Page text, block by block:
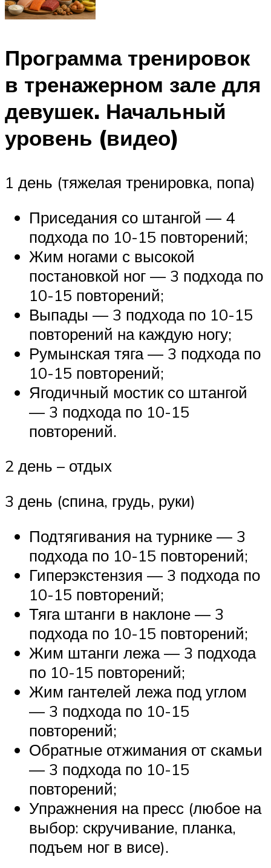
Программа тренировок
в тренажерном зале для
девушек. Начальный
уровень (видео)
1 день (тяжелая тренировка, попа)
Приседания со штангой — 4
подхода по 10-15 повторений;
Жим ногами с высокой
постановкой ног — 3 подхода по
10-15 повторений;
Выпады — 3 подхода по 10-15
повторений на каждую ногу;
Румынская тяга — 3 подхода по
10-15 повторений;
Ягодичный мостик со штангой
— 3 подхода по 10-15
повторений.
2 день – отдых
3 день (спина, грудь, руки)
Подтягивания на турнике — 3
подхода по 10-15 повторений;
Гиперэкстензия — 3 подхода по
10-15 повторений;
Тяга штанги в наклоне — 3
подхода по 10-15 повторений;
Жим штанги лежа — 3 подхода
по 10-15 повторений;
Жим гантелей лежа под углом
— 3 подхода по 10-15
повторений;
Обратные отжимания от скамьи
— 3 подхода по 10-15
повторений;
Упражнения на пресс (любое на
выбор: скручивание, планка,
подъем ног в висе).